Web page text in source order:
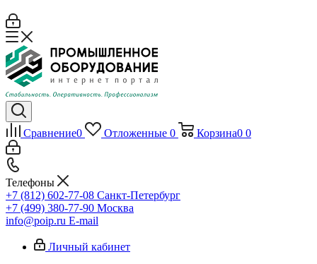
Сравнение0 Отложенные 0 Корзина0 0
Телефоны
+7 (812) 602-77-08 Санкт-Петербург
+7 (499) 380-77-90 Москва
info@poip.ru E-mail
Личный кабинет